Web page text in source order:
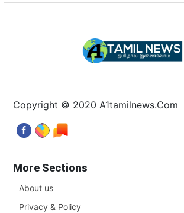
Copyright © 2020 A1tamilnews.Com
More Sections
About us
Privacy & Policy